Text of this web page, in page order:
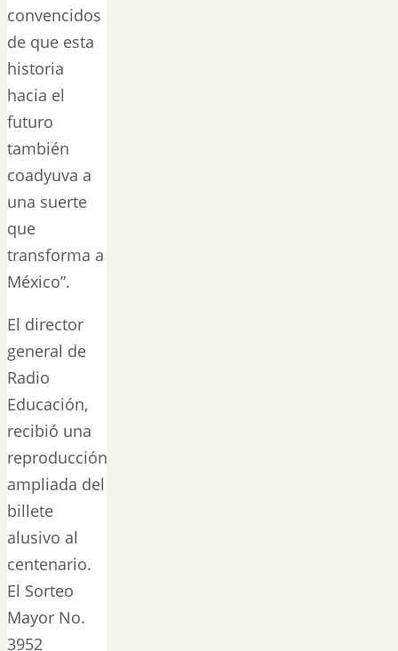
convencidos
de que esta
historia
hacia el
futuro
también
coadyuva a
una suerte
que
transforma a
México”.
El director
general de
Radio
Educación,
recibió una
reproducción
ampliada del
billete
alusivo al
centenario.
El Sorteo
Mayor No.
3952